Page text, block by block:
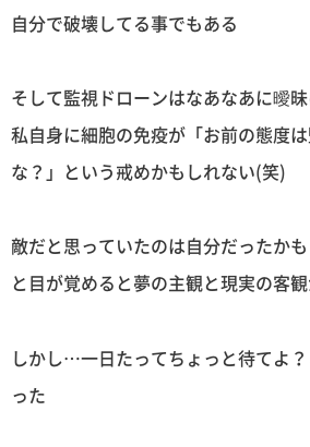
自分で破壊してる事でもある
そして監視ドローンはなあなあに曖
私自身に細胞の免疫が「お前の態度
な？」という戒めかもしれない(笑)
敵だと思っていたのは自分だったかも
と目が覚めると夢の主観と現実の客
しかし…一日たってちょっと待てよ
った